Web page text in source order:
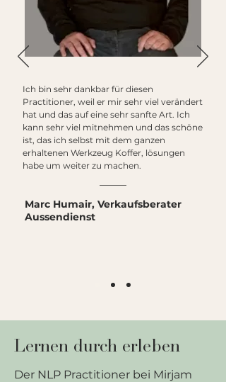
Ich bin sehr dankbar für diesen
Practitioner, weil er mir sehr viel verändert
hat und das auf eine sehr sanfte Art. Ich
kann sehr viel mitnehmen und das schöne
ist, das ich selbst mit dem ganzen
erhaltenen Werkzeug Koffer, lösungen
habe um weiter zu machen.
Marc Humair, Verkaufsberater
Aussendienst
Lernen durch erleben
Der NLP Practitioner bei Mirjam